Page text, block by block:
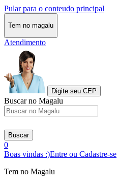
Pular para o conteudo principal
Tem no magalu
Atendimento
Digite seu CEP
Buscar no Magalu
Buscar
0
Boas vindas :)Entre ou Cadastre-se
Tem no Magalu